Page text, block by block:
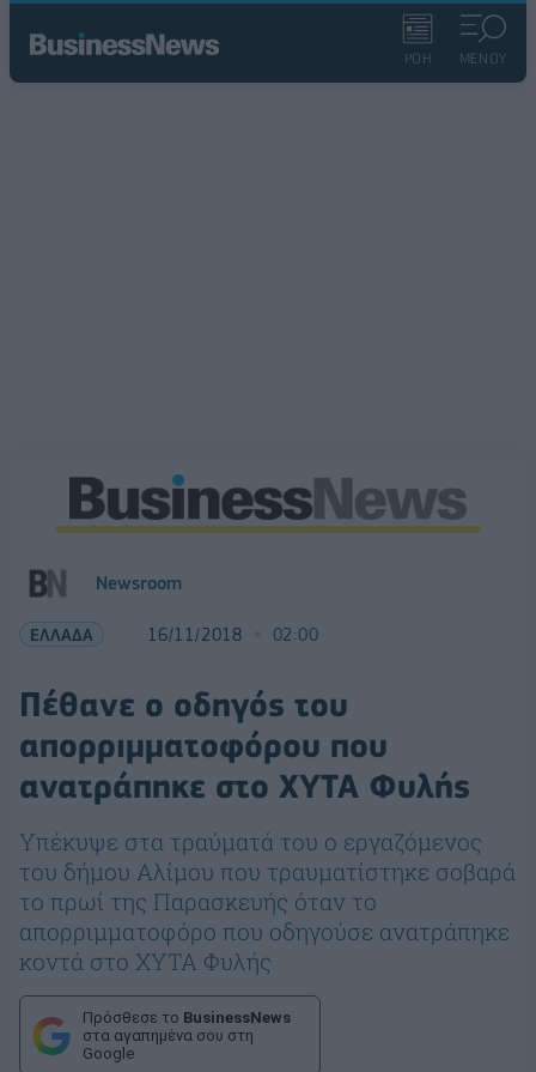
ΡΟΗ ΜΕΝΟΥ
Newsroom
ΕΛΛΑΔΑ 16/11/2018 02:00
Πέθανε ο οδηγός του
απορριμματοφόρου που
ανατράπηκε στο ΧΥΤΑ Φυλής
Υπέκυψε στα τραύματά του ο εργαζόμενος
του δήμου Αλίμου που τραυματίστηκε σοβαρά
το πρωί της Παρασκευής όταν το
απορριμματοφόρο που οδηγούσε ανατράπηκε
κοντά στο ΧΥΤΑ Φυλής
Πρόσθεσε το BusinessNews
στα αγαπημένα σου στη
Google